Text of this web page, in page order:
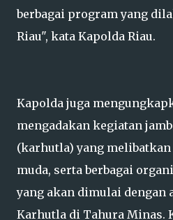
berbagai program yang
Riau", kata Kapolda Riau.
Kapolda juga
mengadakan kegiatan
(karhutla) yang
muda, serta berbagai
yang akan dimulai dengan
Karhutla di Tahura Minas.